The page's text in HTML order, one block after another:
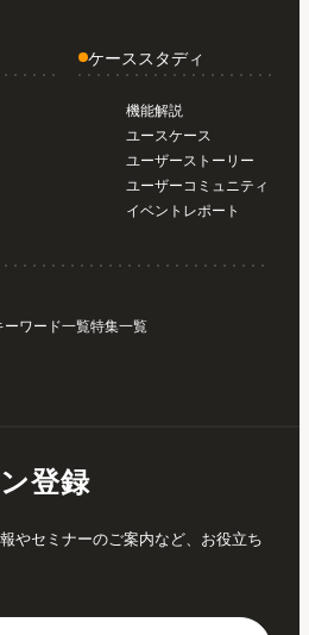
ケーススタディ
機能解説
ユースケース
ユーザーストーリー
ユーザーコミュニティ
イベントレポート
ーワード一覧特集一覧
登録
やセミナーのご案内など、お役立ち